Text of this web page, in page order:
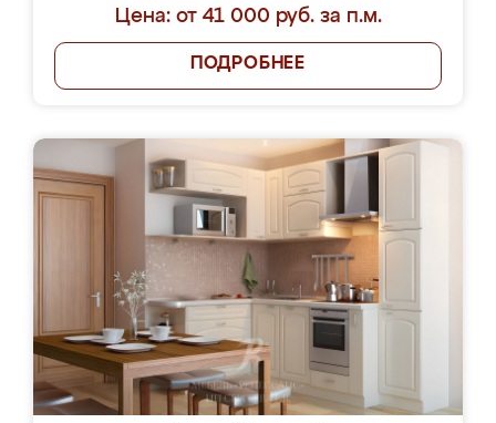
Цена: от 41 000 руб. за п.м.
ПОДРОБНЕЕ